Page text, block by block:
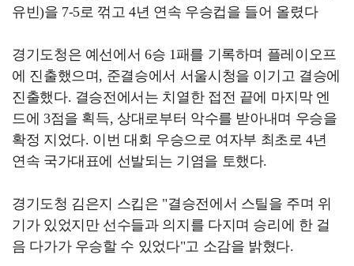
유빈)을 7-5로 꺾고 4년 연속 우승컵을 들어 올렸다
경기도청은 예선에서 6승 1패를 기록하며 플레이오프
에 진출했으며, 준결승에서 서울시청을 이기고 결승에
진출했다. 결승전에서는 치열한 접전 끝에 마지막 엔
드에 3점을 획득, 상대로부터 악수를 받아내며 우승을
확정 지었다. 이번 대회 우승으로 여자부 최초로 4년
연속 국가대표에 선발되는 기염을 토했다.
경기도청 김은지 스킵은 "결승전에서 스틸을 주며 위
기가 있었지만 선수들과 의지를 다지며 승리에 한 걸
음 다가가 우승할 수 있었다"고 소감을 밝혔다.